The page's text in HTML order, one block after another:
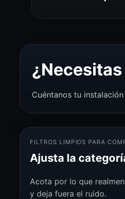
Cuéntanos tu
FILTROS LIMPIOS PARA
Ajusta la
Acota por lo que
y deja fuera el ruido.